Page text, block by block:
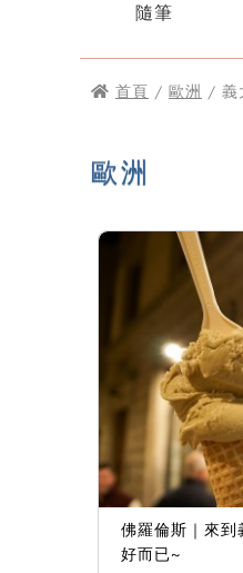
隨筆
首頁 / 歐洲 / 義
歐洲
佛羅倫斯｜來
好而已~